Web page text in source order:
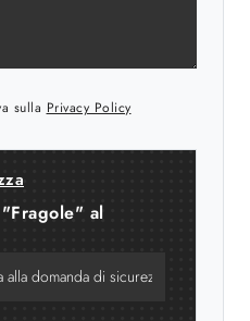
sulla Privacy Policy
al